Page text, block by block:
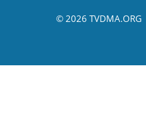
© 2026 TVDMA.ORG